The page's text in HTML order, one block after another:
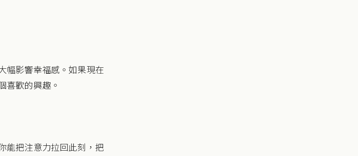
幅影響幸福感。如果現在
喜歡的興趣。
能把注意力拉回此刻，把